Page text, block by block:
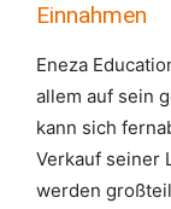
Einnahmen
Eneza
allem auf sein
kann sich
Verkauf seiner
werden